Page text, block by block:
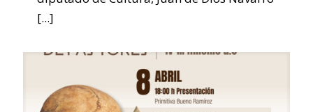
[...]